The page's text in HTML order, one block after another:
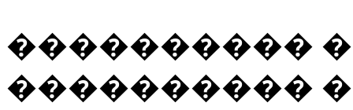
����������
����������